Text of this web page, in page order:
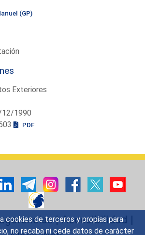
cookies de terceros y propias para
no recaba ni cede datos de carácter
(GP)
Exteriores
12/1990
PDF
|Accesibilidad |